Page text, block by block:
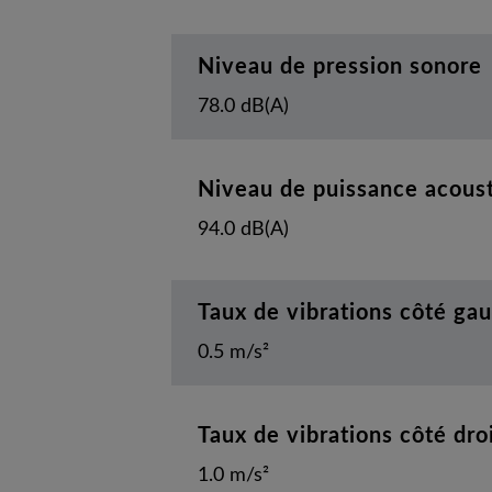
Niveau de pression sonore
78.0 dB(A)
Niveau de puissance
94.0 dB(A)
Taux de vibrations côté
0.5 m/s²
Taux de vibrations côté
1.0 m/s²